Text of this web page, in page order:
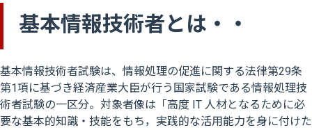
基本情報技術者とは・・
基本情報技術者試験は、情報処理の促進に関する法律第29条
第1項に基づき経済産業大臣が行う国家試験である情報処理技
術者試験の一区分。対象者像は「高度 IT 人材となるために必
要な基本的知識・技能をもち，実践的な活用能力を身に付けた